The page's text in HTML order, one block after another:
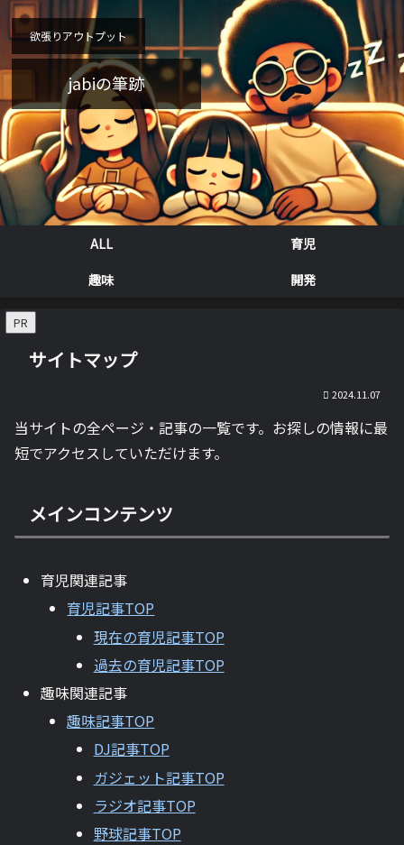
欲張りアウトプット
jabiの筆跡
ALL
育児
趣味
開発
PR
サイトマップ
2024.11.07
当サイトの全ページ・記事の一覧です。お探しの情報に最
短でアクセスしていただけます。
メインコンテンツ
育児関連記事
育児記事TOP
現在の育児記事TOP
過去の育児記事TOP
趣味関連記事
趣味記事TOP
DJ記事TOP
ガジェット記事TOP
ラジオ記事TOP
野球記事TOP